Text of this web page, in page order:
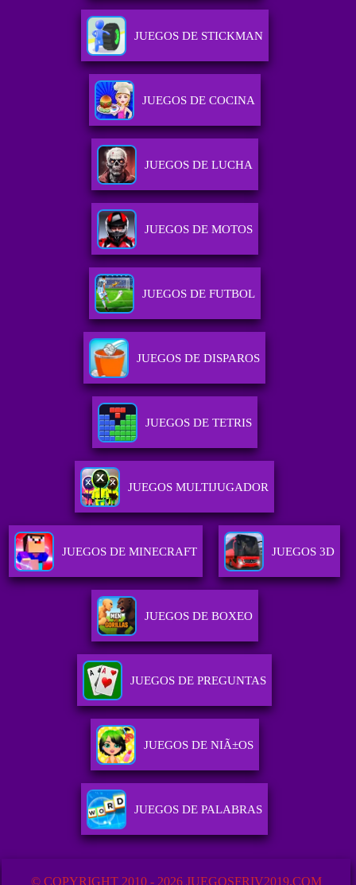
JUEGOS DE STICKMAN
JUEGOS DE COCINA
JUEGOS DE LUCHA
JUEGOS DE MOTOS
JUEGOS DE FUTBOL
JUEGOS DE DISPAROS
JUEGOS DE TETRIS
JUEGOS MULTIJUGADOR
JUEGOS DE MINECRAFT JUEGOS 3D
JUEGOS DE BOXEO
JUEGOS DE PREGUNTAS
JUEGOS DE NIÃ±OS
JUEGOS DE PALABRAS
© COPYRIGHT 2010 - 2026 JUEGOSFRIV2019.COM